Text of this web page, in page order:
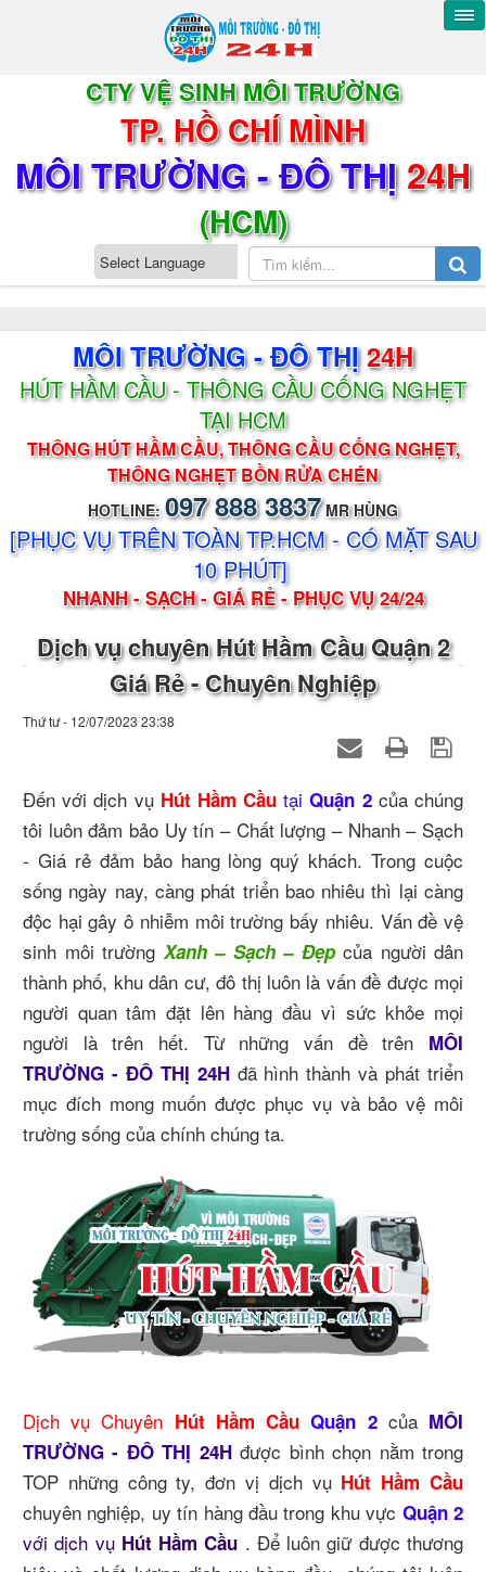
CTY VỆ SINH MÔI TRƯỜNG
TP. HỒ CHÍ MÌNH
MÔI TRƯỜNG - ĐÔ THỊ24H
(HCM)
MÔI TRƯỜNG - ĐÔ THỊ24H
HÚT HẦM CẦU - THÔNG CẦU CỐNG NGHẸT
TẠI HCM
THÔNG HÚT HẦM CẦU, THÔNG CẦU CỐNG NGHẸT,
THÔNG NGHẸT BỒN RỬA CHÉN
HOTLINE:097 888 3837MR HÙNG
[PHỤC VỤ TRÊN TOÀN TP.HCM - CÓ MẶT SAU
10 PHÚT]
NHANH - SẠCH - GIÁ RẺ - PHỤC VỤ 24/24
Dịch vụ chuyên Hút Hầm Cầu Quận 2
Giá Rẻ - Chuyên Nghiệp
Thứ tư - 12/07/2023 23:38
Đến với dịch vụ Hút Hầm CầutạiQuận 2 của chúng
tôi luôn đảm bảo Uy tín – Chất lượng – Nhanh – Sạch
- Giá rẻ đảm bảo hang lòng quý khách. Trong cuộc
sống ngày nay, càng phát triển bao nhiêu thì lại càng
độc hại gây ô nhiễm môi trường bấy nhiêu. Vấn đề vệ
sinh môi trường Xanh – Sạch – Đẹp của người dân
thành phố, khu dân cư, đô thị luôn là vấn đề được mọi
người quan tâm đặt lên hàng đầu vì sức khỏe mọi
người là trên hết. Từ những vấn đề trên MÔI
TRƯỜNG - ĐÔ THỊ 24H đã hình thành và phát triển
mục đích mong muốn được phục vụ và bảo vệ môi
trường sống của chính chúng ta.
Dịch vụ Chuyên Hút Hầm CầuQuận 2 của MÔI
TRƯỜNG - ĐÔ THỊ 24Hđược bình chọn nằm trong
TOP những công ty, đơn vị dịch vụ Hút Hầm Cầu
chuyên nghiệp, uy tín hàng đầu trong khu vực Quận 2
với dịch vụ Hút Hầm Cầu . Để luôn giữ được thương